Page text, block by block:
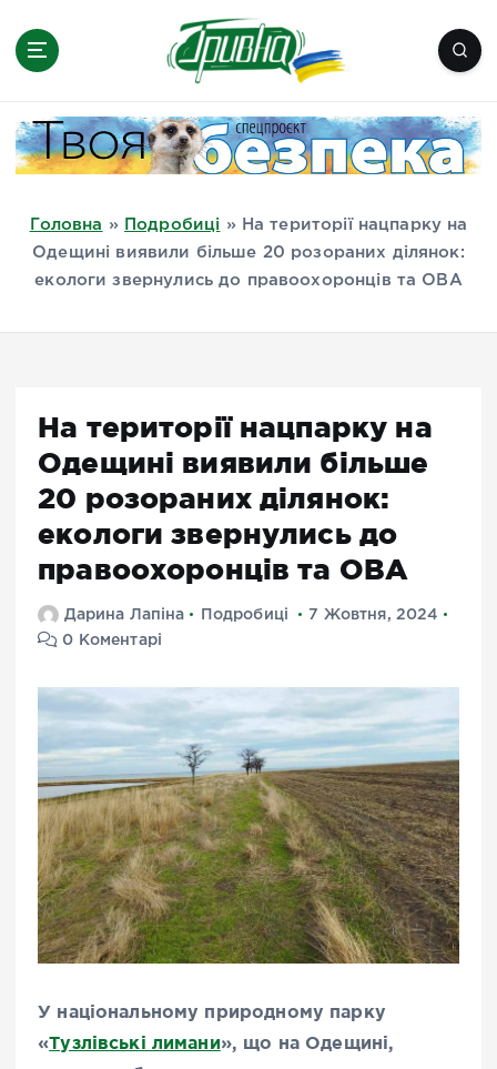
Миколаїв, Одеса, Мелітополь
Головна » Подробиці »
На території нацпарку на
Одещині виявили більше 20 розораних ділянок:
екологи звернулись до правоохоронців та ОВА
На території нацпарку на
Одещині виявили більше
20 розораних ділянок:
екологи звернулись до
правоохоронців та ОВА
Дарина Лапіна Подробиці
7 Жовтня, 2024
0 Коментарі
У національному природному парку
«Тузлівські лимани», що на Одещині,